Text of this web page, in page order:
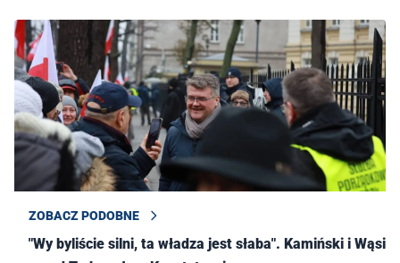
ZOBACZ PODOBNE
"Wy byliście silni, ta władza jest słaba". Kamiński i Wąsik